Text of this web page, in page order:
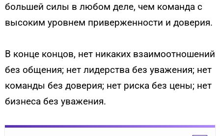
большей силы в любом деле, чем команда с
высоким уровнем приверженности и доверия.
В конце концов, нет никаких взаимоотношений
без общения; нет лидерства без уважения; нет
команды без доверия; нет риска без цены; нет
бизнеса без уважения.